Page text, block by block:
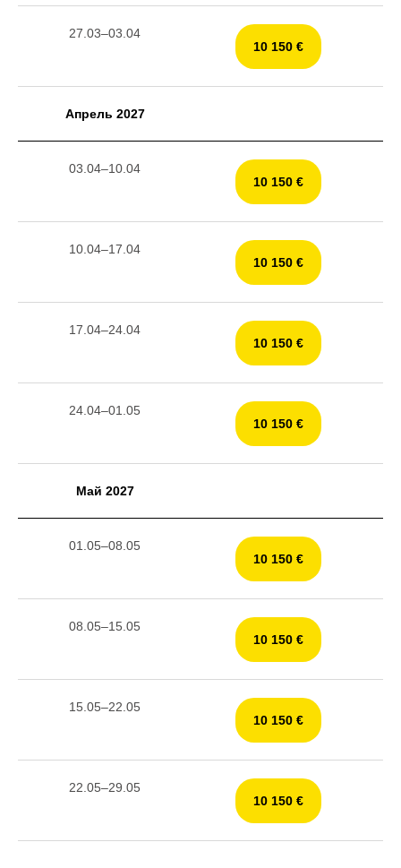
27.03–03.04
10 150 €
Апрель 2027
03.04–10.04
10 150 €
10.04–17.04
10 150 €
17.04–24.04
10 150 €
24.04–01.05
10 150 €
Май 2027
01.05–08.05
10 150 €
08.05–15.05
10 150 €
15.05–22.05
10 150 €
22.05–29.05
10 150 €